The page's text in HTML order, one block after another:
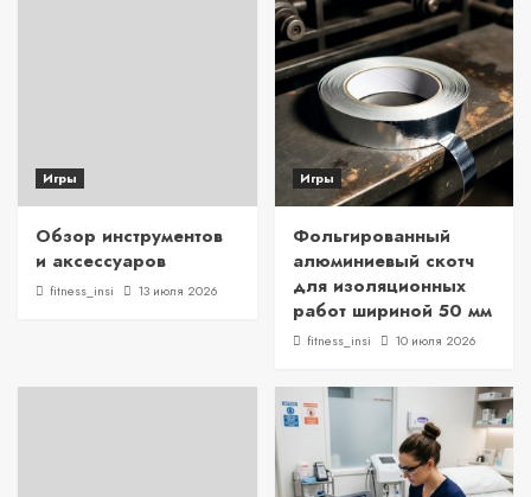
Игры
Обзор инструментов
и аксессуаров
fitness_insi 13 июля 2026
Игры
Фольгированный
алюминиевый скотч
для изоляционных
работ шириной 50 мм
fitness_insi 10 июля 2026